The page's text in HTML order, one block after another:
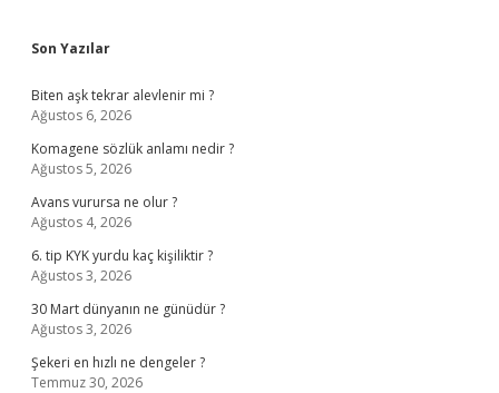
Sidebar
Son Yazılar
Biten aşk tekrar alevlenir mi ?
Ağustos 6, 2026
Komagene sözlük anlamı nedir ?
Ağustos 5, 2026
Avans vurursa ne olur ?
Ağustos 4, 2026
6. tip KYK yurdu kaç kişiliktir ?
Ağustos 3, 2026
30 Mart dünyanın ne günüdür ?
Ağustos 3, 2026
Şekeri en hızlı ne dengeler ?
Temmuz 30, 2026